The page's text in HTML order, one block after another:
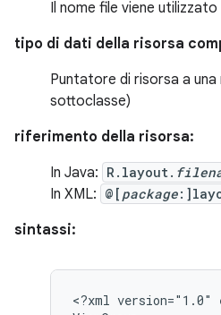
Il nome file viene
tipo di dati della risorsa
Puntatore di risorsa a una
sottoclasse)
riferimento della risorsa:
In Java: R.layout.
In XML: @[ package
sintassi:
<?xml version="1.0"